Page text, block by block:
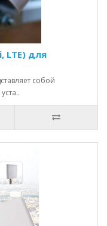
LTE) для
собой